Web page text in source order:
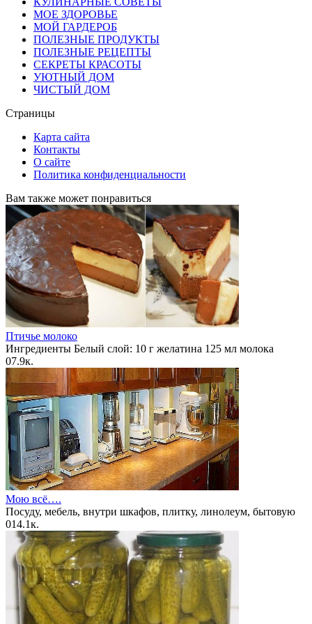
МОЕ ЗДОРОВЬЕ
МОЙ ГАРДЕРОБ
ПОЛЕЗНЫЕ ПРОДУКТЫ
ПОЛЕЗНЫЕ РЕЦЕПТЫ
СЕКРЕТЫ КРАСОТЫ
УЮТНЫЙ ДОМ
ЧИСТЫЙ ДОМ
Страницы
Карта сайта
Контакты
О сайте
Политика конфиденциальности
Вам также может понравиться
Птичье молоко
Ингредиенты Белый слой: 10 г желатина 125 мл молока
07.9к.
Мою всё….
Посуду, мебель, внутри шкафов, плитку, линолеум, бытовую
014.1к.